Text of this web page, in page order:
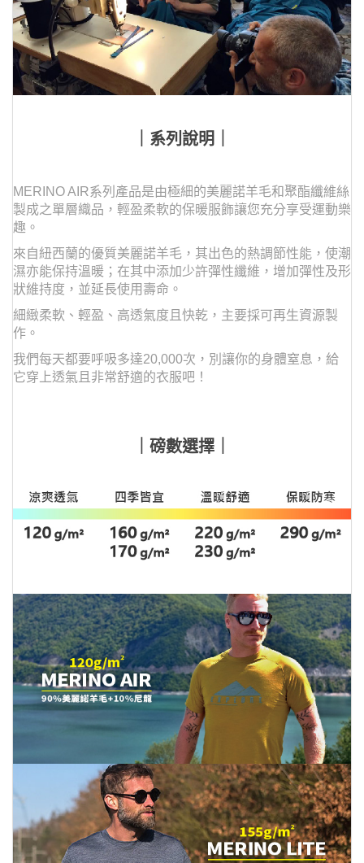
｜系列說明｜
MERINO AIR系列產品是由極細的美麗諾羊毛和聚酯纖維絲
製成之單層織品，輕盈柔軟的保暖服飾讓您充分享受運動樂
趣。
來自紐西蘭的優質美麗諾羊毛，其出色的熱調節性能，使潮
濕亦能保持溫暖；在其中添加少許彈性纖維，增加彈性及形
狀維持度，並延長使用壽命。
細緻柔軟、輕盈、高透氣度且快乾，主要採可再生資源製
作。
我們每天都要呼吸多達20,000次， 別讓你的身體窒息，給
它穿上透氣且非常舒適的衣服吧！
｜磅數選擇｜